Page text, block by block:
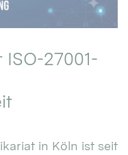
ISO-27001-
in Köln ist seit